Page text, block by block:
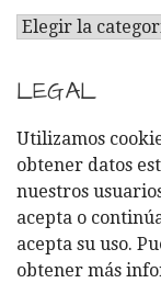
C
T
E
G
O
R
Í
A
S
LEGAL
Utilizamos
obtener datos
nuestros
acepta o
acepta su uso.
obtener más